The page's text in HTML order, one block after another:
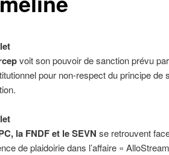
voit son pouvoir de sanction prévu
pour non-respect du principe de
la FNDF et le SEVN se retrouvent
de plaidoirie dans l’affaire «